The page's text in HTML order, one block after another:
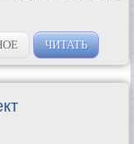
ЧИТАТЬ